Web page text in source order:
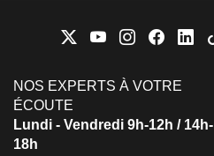
NOS EXPERTS À VOTRE
ÉCOUTE
Lundi - Vendredi 9h-12h / 14h-
18h